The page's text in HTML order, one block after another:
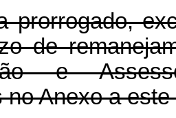
prorrogado,
de
e
no Anexo a